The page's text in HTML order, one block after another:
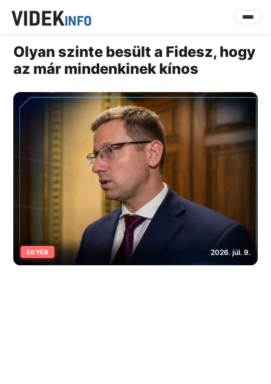
Olyan szinte besült a Fidesz, hogy
az már mindenkinek kínos
EGYÉB 2026. júl. 9.